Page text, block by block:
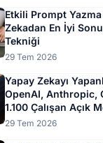
Etkili Prompt
Zekadan En İyi
Tekniği
29 Tem 2026
Yapay Zekayı
OpenAI, Anthropic,
1.100 Çalışan Açık
29 Tem 2026